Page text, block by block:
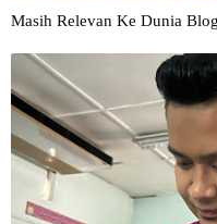
Masih Relevan Ke Dunia